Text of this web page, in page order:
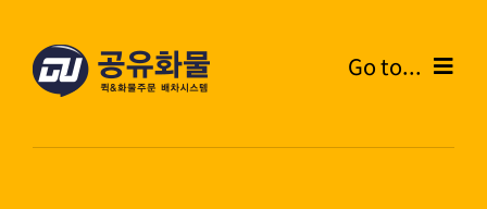
Go to...